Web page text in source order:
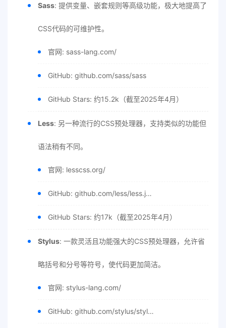
Sass: 提供变量、嵌套规则等高级功能，极大地提高了
CSS代码的可维护性。
官网: sass-lang.com/
GitHub: github.com/sass/sass
GitHub Stars: 约15.2k（截至2025年4月）
Less: 另一种流行的CSS预处理器，支持类似的功能但
语法稍有不同。
官网: lesscss.org/
GitHub: github.com/less/less.j…
GitHub Stars: 约17k（截至2025年4月）
Stylus: 一款灵活且功能强大的CSS预处理器，允许省
略括号和分号等符号，使代码更加简洁。
官网: stylus-lang.com/
GitHub: github.com/stylus/styl…